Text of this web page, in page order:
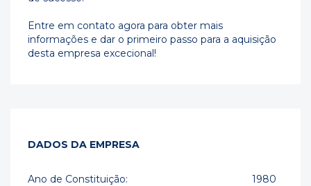
Entre em contato agora para obter mais
informações e dar o primeiro passo para a aquisição
desta empresa excecional!
DADOS DA EMPRESA
Ano de Constituição:
1980